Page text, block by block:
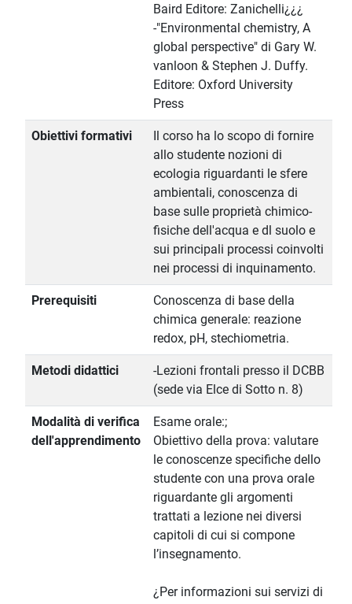
Baird Editore: Zanichelli¿¿¿
-"Environmental chemistry, A
global perspective" di Gary W.
vanloon & Stephen J. Duffy.
Editore: Oxford University
Press
Obiettivi formativi
Il corso ha lo scopo di fornire
allo studente nozioni di
ecologia riguardanti le sfere
ambientali, conoscenza di
base sulle proprietà chimico-
fisiche dell'acqua e dl suolo e
sui principali processi coinvolti
nei processi di inquinamento.
Prerequisiti
Conoscenza di base della
chimica generale: reazione
redox, pH, stechiometria.
Metodi didattici
-Lezioni frontali presso il DCBB
(sede via Elce di Sotto n. 8)
Modalità di verifica
dell'apprendimento
Esame orale:;
Obiettivo della prova: valutare
le conoscenze specifiche dello
studente con una prova orale
riguardante gli argomenti
trattati a lezione nei diversi
capitoli di cui si compone
l’insegnamento.
¿Per informazioni sui servizi di